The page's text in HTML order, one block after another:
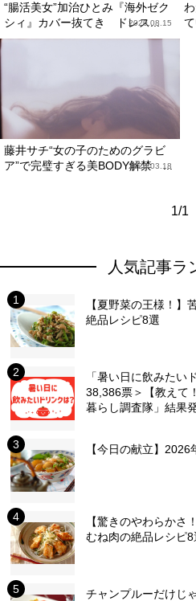
“腸活美女”加治ひとみ『海外ゼク
シィ』カバー抜てき ドレス...
2020.08.15
藤井サチ“女の子のためのグラビ
ア”で完璧すぎる美BODY解禁 ...
2020.03.18
1/1
人気記事ラ
【夏野菜の王様！】
絶品レシピ8選
「暑い日に飲みたい
38,386票＞【教えて
暮らし調査隊」結果
【今日の献立】2026
【驚きのやわらかさ
むね肉の絶品レシピ8
チャンプルーだけじ